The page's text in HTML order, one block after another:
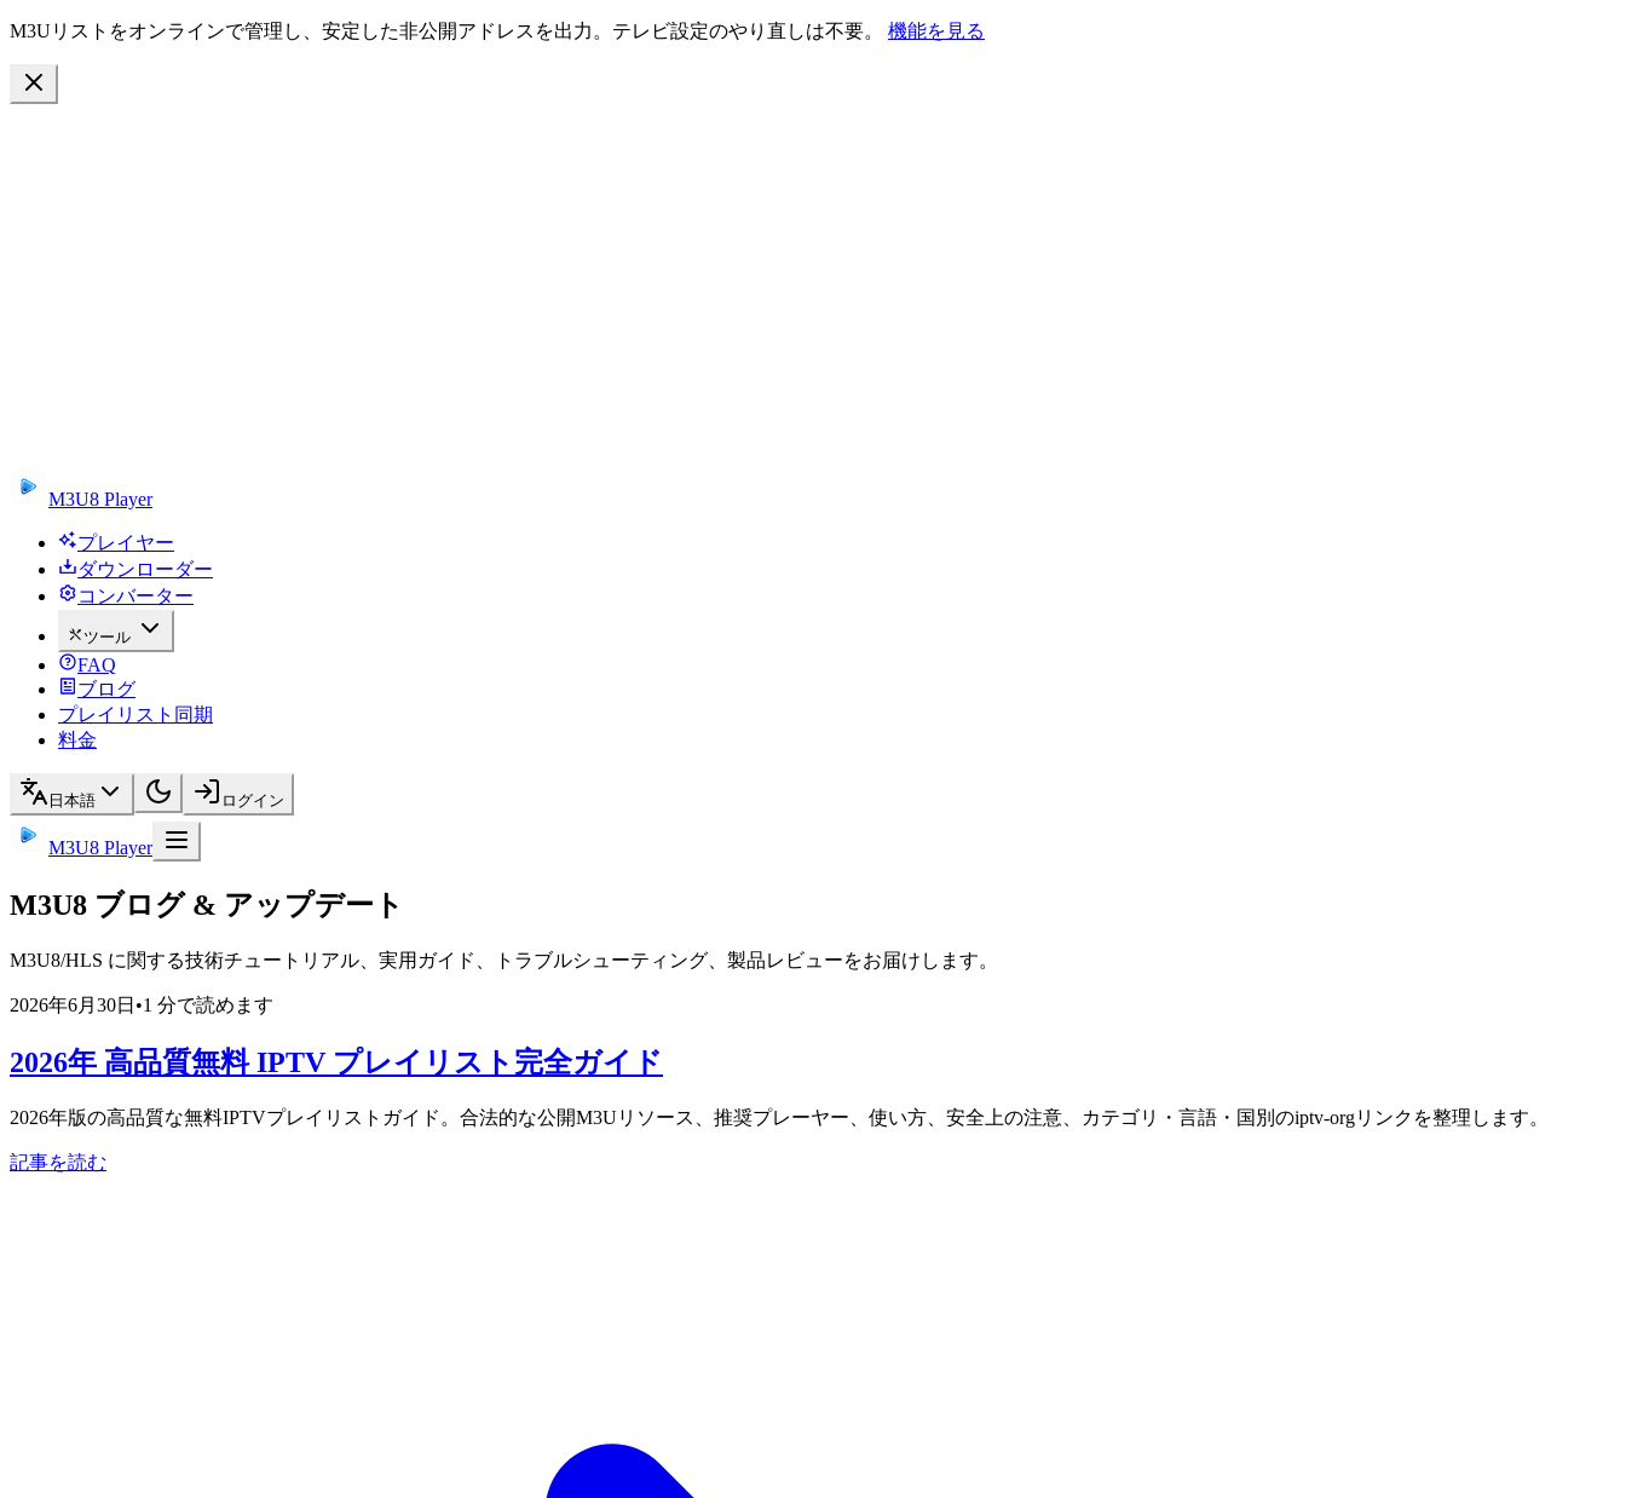
M3Uリストをオンラインで管理し、安定した非公開アドレスを出力。テレビ設定のやり直しは不要。 機能を見る
M3U8 Player
プレイヤー
ダウンローダー
コンバーター
ツール
FAQ
ブログ
プレイリスト同期
料金
日本語 ログイン
M3U8 Player
M3U8 ブログ & アップデート
M3U8/HLS に関する技術チュートリアル、実用ガイド、トラブルシューティング、製品レビューをお届けします。
2026年6月30日 •1 分で読めます
2026年 高品質無料 IPTV プレイリスト完全ガイド
2026年版の高品質な無料IPTVプレイリストガイド。合法的な公開M3Uリソース、推奨プレーヤー、使い方、安全上の注意、カテゴリ・言語・国別のiptv-orgリンクを整理します。
記事を読む